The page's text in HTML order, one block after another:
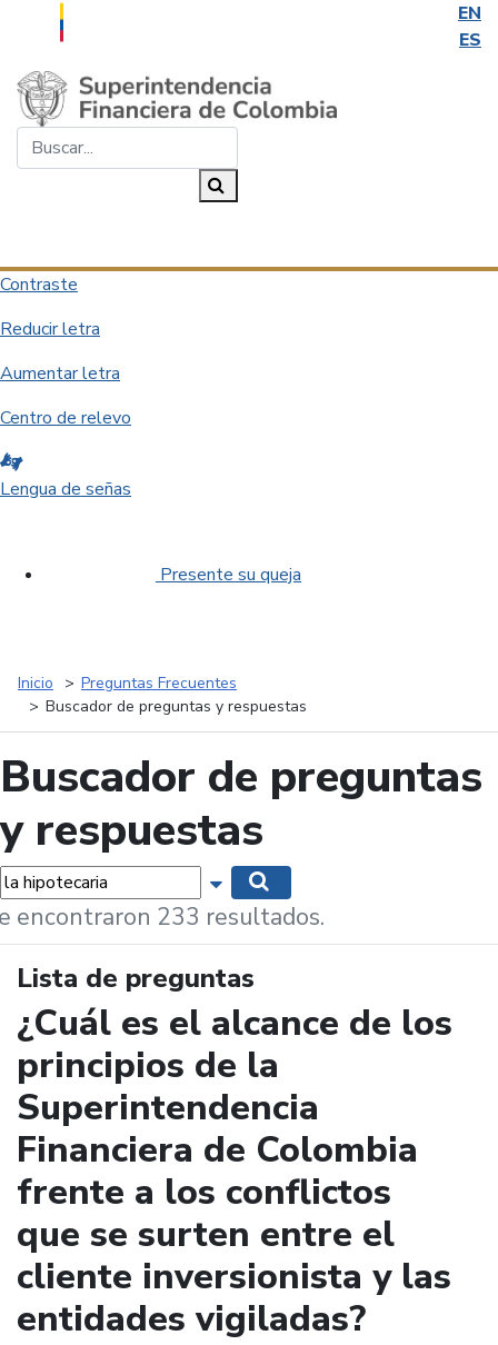
EN
ES
Saltar al contenido principal
Contraste
Reducir letra
Aumentar letra
Centro de relevo
Lengua de señas
Presente su queja
Inicio
Preguntas Frecuentes
Buscador de preguntas y respuestas
Buscador de preguntas
y respuestas
Mostrar opciones de búsqueda
encontraron 233 resultados.
Lista de preguntas
¿Cuál es el alcance de los
principios de la
Superintendencia
Financiera de Colombia
frente a los conflictos
que se surten entre el
cliente inversionista y las
entidades vigiladas?